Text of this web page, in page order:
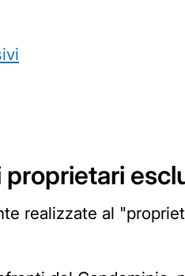
realizzate al